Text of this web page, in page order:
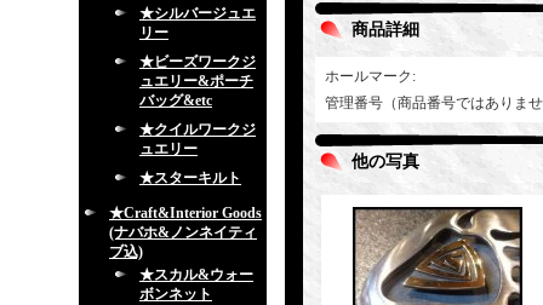
★シルバージュエ
リー
★ビーズワークジ
ュエリー&ポーチ
バッグ&etc
★クイルワークジ
ュエリー
★スターキルト
★Craft&Interior Goods
(ナバホ&ノンネイティ
ブ込)
★スカル&ウォー
ボンネット
商品詳細
ホールマーク :
管理番号（商品番号ではありま
他の写真